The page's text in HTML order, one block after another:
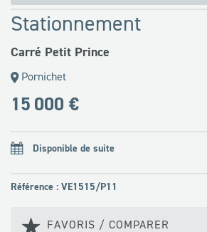
Stationnement
Carré Petit Prince
Pornichet
15 000 €
Disponible de suite
Référence : VE1515/P11
FAVORIS / COMPARER